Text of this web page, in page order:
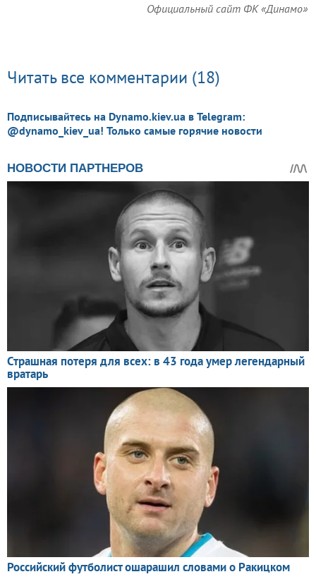
Официальный сайт ФК «Динамо»
Читать все комментарии (18)
Подписывайтесь на Dynamo.kiev.ua в Telegram:
@dynamo_kiev_ua! Только самые горячие новости